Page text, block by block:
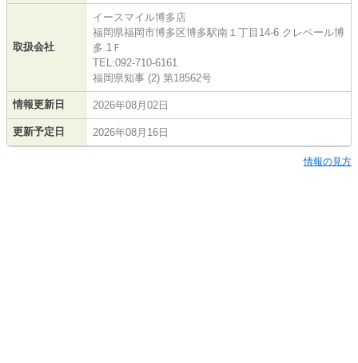
取扱会社
イースマイル博多店
福岡県福岡市博多区博多駅南１丁目14-6 クレベール博
多 1Ｆ
TEL:092-710-6161
福岡県知事 (2) 第18562号
情報更新日 2026年08月02日
更新予定日 2026年08月16日
情報の見方